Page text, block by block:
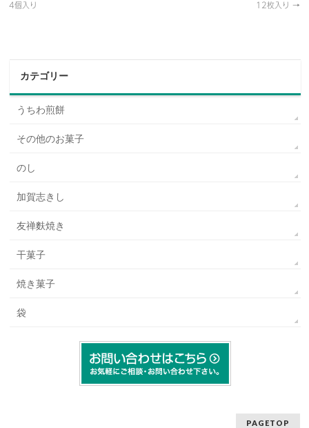
4個入り
12枚入り →
カテゴリー
うちわ煎餅
その他のお菓子
のし
加賀志きし
友禅麩焼き
干菓子
焼き菓子
袋
PAGETOP